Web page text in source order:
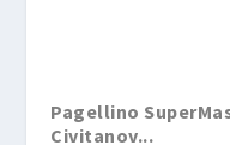
Pagellino
Civitanov...